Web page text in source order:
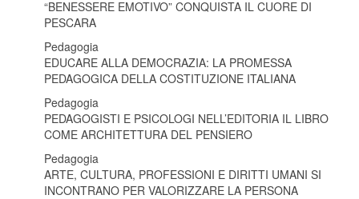
“BENESSERE EMOTIVO” CONQUISTA IL CUORE DI
PESCARA
Pedagogia
EDUCARE ALLA DEMOCRAZIA: LA PROMESSA
PEDAGOGICA DELLA COSTITUZIONE ITALIANA
Pedagogia
PEDAGOGISTI E PSICOLOGI NELL’EDITORIA IL LIBRO
COME ARCHITETTURA DEL PENSIERO
Pedagogia
ARTE, CULTURA, PROFESSIONI E DIRITTI UMANI SI
INCONTRANO PER VALORIZZARE LA PERSONA